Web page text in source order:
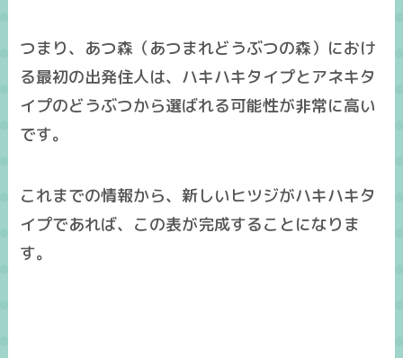
つまり、あつ森（あつまれどうぶつの森）におけ
る最初の出発住人は、ハキハキタイプとアネキタ
イプのどうぶつから選ばれる可能性が非常に高い
です。
これまでの情報から、新しいヒツジがハキハキタ
イプであれば、この表が完成することになりま
す。